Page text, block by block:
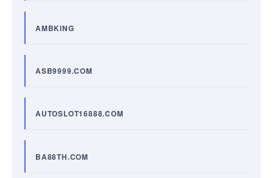
AMBKING
ASB9999.COM
AUTOSLOT16888.COM
BA88TH.COM